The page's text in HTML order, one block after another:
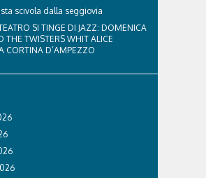
scivola dalla seggiovia
SI TINGE DI JAZZ: DOMENICA
THE TWISTERS WHIT ALICE
CORTINA D’AMPEZZO